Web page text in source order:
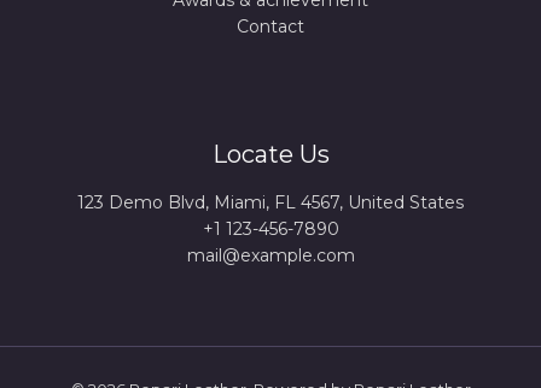
Contact
Locate Us
123 Demo Blvd, Miami, FL 4567, United States
+1 123-456-7890
mail@example.com